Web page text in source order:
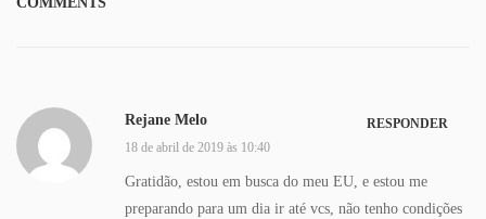
Rejane Melo
18 de abril de 2019 às 10:40
Gratidão, estou em busca do meu EU, e estou me
preparando para um dia ir até vcs, não tenho condições
RESPONDER